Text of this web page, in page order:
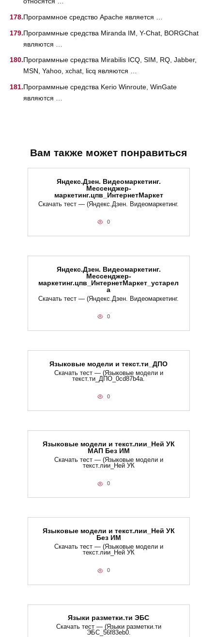
Программное средство Apache является …
Программные средства Miranda IM, Y-Chat, BORGChat
являются …
Программные средства Mirabilis ICQ, SIM, RQ, Jabber,
MSN, Yahoo, xchat, licq являются …
Программные средства Kerio Winroute, WinGate
являются …
Вам также может понравиться
Яндекс.Дзен. Видеомаркетинг.
Мессенджер-
маркетинг.цпв_ИнтернетМаркет
Скачать тест — (Яндекс.Дзен. Видеомаркетинг.
0
Яндекс.Дзен. Видеомаркетинг.
Мессенджер-
маркетинг.цпв_ИнтернетМаркет_устарел
а
Скачать тест — (Яндекс.Дзен. Видеомаркетинг.
0
Языковые модели и текст.ти_ДПО
Скачать тест — (Языковые модели и
текст.ти_ДПО_0cd87b4a.
0
Языковые модели и текст.лии_Ней УК
МАП Без ИМ
Скачать тест — (Языковые модели и
текст.лии_Ней УК
0
Языковые модели и текст.лии_Ней УК
Без ИМ
Скачать тест — (Языковые модели и
текст.лии_Ней УК
0
Языки разметки.ти​ ЭБС
Скачать тест — (Языки разметки.ти​
ЭБС_56f83eb0.